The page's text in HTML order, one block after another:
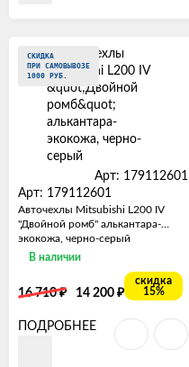
СКИДКА
ПРИ САМОВЫВОЗЕ
1000 РУБ.
Арт: 179112601
Арт: 179112601
Авточехлы Mitsubishi L200 IV
"Двойной ромб" алькантара-
экокожа, черно-серый
В наличии
16 710₽ 14 200 ₽
скидка
15%
ПОДРОБНЕЕ